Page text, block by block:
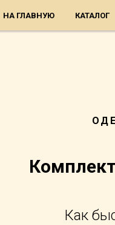
Как
НА ГЛАВНУЮ КАТАЛОГ